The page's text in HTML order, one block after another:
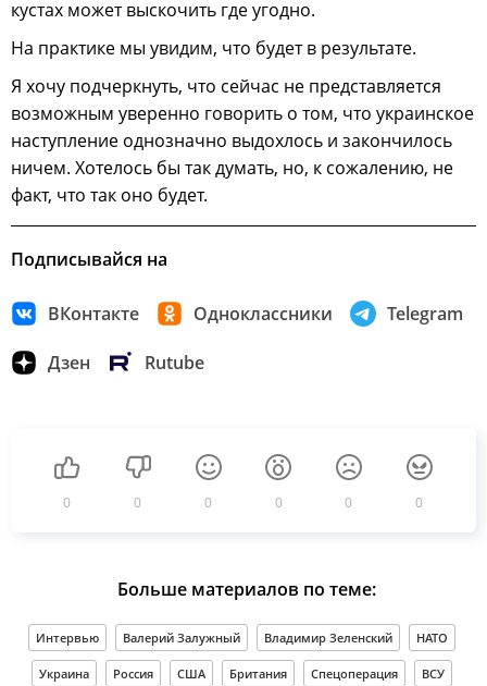
кустах может выскочить где угодно.
На практике мы увидим, что будет в результате.
Я хочу подчеркнуть, что сейчас не представляется
возможным уверенно говорить о том, что украинское
наступление однозначно выдохлось и закончилось
ничем. Хотелось бы так думать, но, к сожалению, не
факт, что так оно будет.
Подписывайся на
ВКонтакте Одноклассники Telegram
Дзен Rutube
0 0 0 0 0 0
Больше материалов по теме:
Интервью Валерий Залужный Владимир Зеленский НАТО
Украина Россия США Британия Спецоперация ВСУ